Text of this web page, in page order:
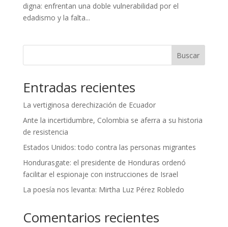
digna: enfrentan una doble vulnerabilidad por el
edadismo y la falta...
Buscar
Entradas recientes
La vertiginosa derechización de Ecuador
Ante la incertidumbre, Colombia se aferra a su historia
de resistencia
Estados Unidos: todo contra las personas migrantes
Hondurasgate: el presidente de Honduras ordenó
facilitar el espionaje con instrucciones de Israel
La poesía nos levanta: Mirtha Luz Pérez Robledo
Comentarios recientes